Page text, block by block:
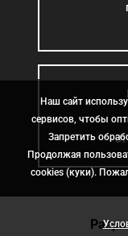
Наш сайт
сервисов, чтобы
Запретить
Продолжая
cookies (куки).